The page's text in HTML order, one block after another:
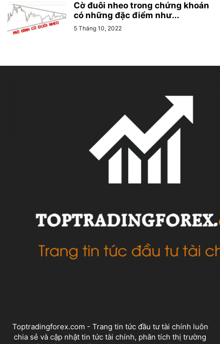
Cờ đuôi nheo trong chứng khoán
có những đặc điểm như...
5 Tháng 10, 2022
Toptradingforex.com - Trang tin tức đầu tư tài chính luôn
chia sẻ và cập nhật tin tức tài chính, phân tích thị trường